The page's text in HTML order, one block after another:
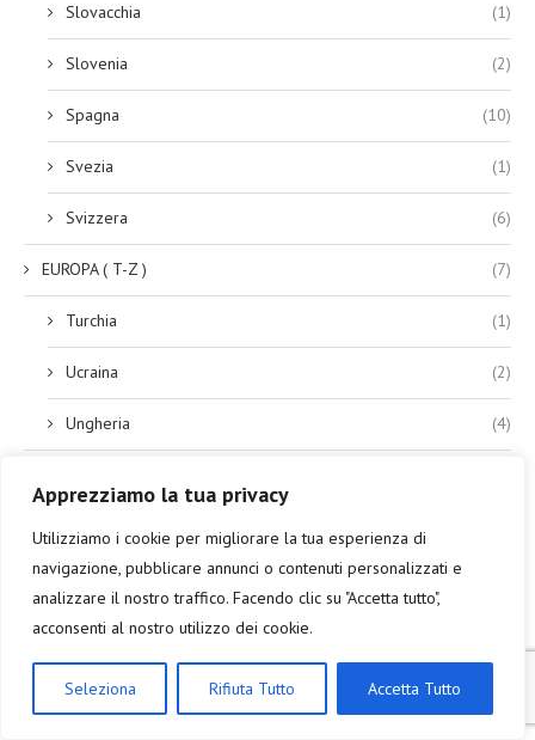
Apprezziamo la tua privacy
Utilizziamo i cookie per migliorare la tua esperienza di
navigazione, pubblicare annunci o contenuti personalizzati e
analizzare il nostro traffico. Facendo clic su "Accetta tutto",
acconsenti al nostro utilizzo dei cookie.
Seleziona Rifiuta Tutto Accetta Tutto
Slovacchia (1)
Slovenia (2)
Spagna (10)
Svezia (1)
Svizzera (6)
EUROPA ( T-Z ) (7)
Turchia (1)
Ucraina (2)
Ungheria (4)
Calabria
Emilia Romagna
Friuli Venezia Giulia